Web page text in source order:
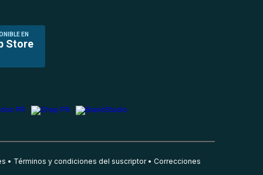
EN
Store
Términos y condiciones del suscriptor Correcciones